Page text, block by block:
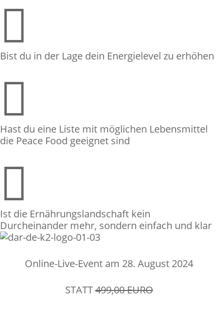

Bist du in der Lage dein Energielevel zu erhöhen

Hast du eine Liste mit möglichen Lebensmittel
die Peace Food geeignet sind

Ist die Ernährungslandschaft kein
Durcheinander mehr, sondern einfach und klar
Online-Live-Event am 28. August 2024
STATT499,00 EURO